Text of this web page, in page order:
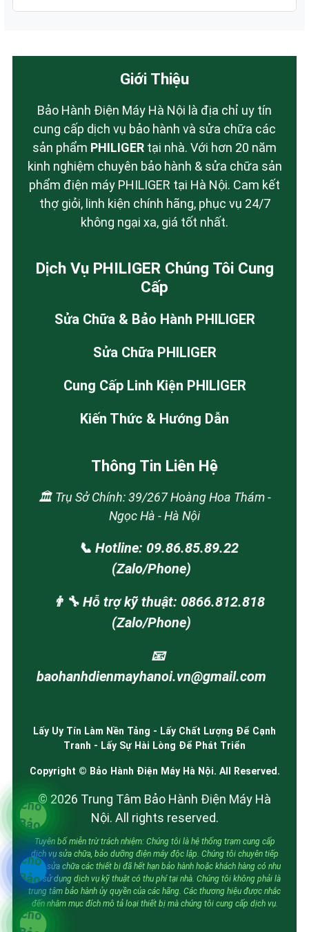
Giới Thiệu
Bảo Hành Điện Máy Hà Nội là địa chỉ uy tín
cung cấp dịch vụ bảo hành và sửa chữa các
sản phẩm PHILIGER tại nhà. Với hơn 20 năm
kinh nghiệm chuyên bảo hành & sửa chữa sản
phẩm điện máy PHILIGER tại Hà Nội. Cam kết
thợ giỏi, linh kiện chính hãng, phục vụ 24/7
không ngại xa, giá tốt nhất.
Dịch Vụ PHILIGER Chúng Tôi Cung
Cấp
Sửa Chữa & Bảo Hành PHILIGER
Sửa Chữa PHILIGER
Cung Cấp Linh Kiện PHILIGER
Kiến Thức & Hướng Dẫn
Thông Tin Liên Hệ
🏛️ Trụ Sở Chính: 39/267 Hoàng Hoa Thám -
Ngọc Hà - Hà Nội
📞 Hotline: 09.86.85.89.22
(Zalo/Phone)
👨‍🔧 Hỗ trợ kỹ thuật: 0866.812.818
(Zalo/Phone)
📧
baohanhdienmayhanoi.vn@gmail.com
Lấy Uy Tín Làm Nền Tảng - Lấy Chất Lượng Để Cạnh
Tranh - Lấy Sự Hài Lòng Để Phát Triển
Copyright © Bảo Hành Điện Máy Hà Nội. All Reserved.
© 2026 Trung Tâm Bảo Hành Điện Máy Hà
Nội. All rights reserved.
Tuyên bố miễn trừ trách nhiệm: Chúng tôi là hệ thống trạm cung cấp
dịch vụ sửa chữa, bảo dưỡng điện máy độc lập. Chúng tôi chuyên tiếp
nhận sửa chữa các thiết bị đã hết hạn bảo hành hoặc khách hàng có nhu
cầu sử dụng dịch vụ kỹ thuật có thu phí tại nhà. Chúng tôi không phải là
trung tâm bảo hành ủy quyền của các hãng. Các thương hiệu được nhắc
đến nhằm mục đích mô tả loại thiết bị mà chúng tôi cung cấp dịch vụ.